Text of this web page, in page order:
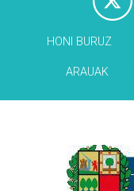
HONI BURUZ
ARAUAK